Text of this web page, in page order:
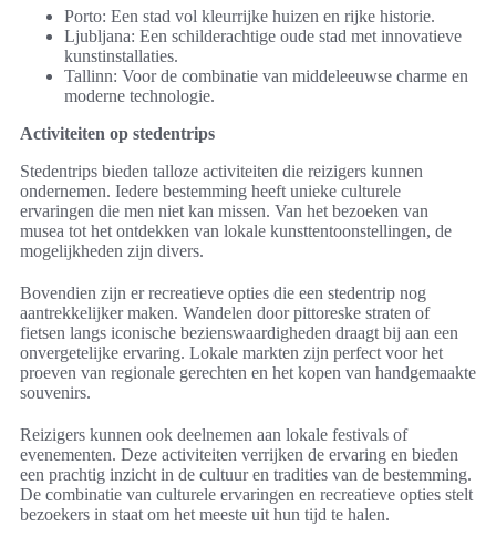
Porto: Een stad vol kleurrijke huizen en rijke historie.
Ljubljana: Een schilderachtige oude stad met innovatieve
kunstinstallaties.
Tallinn: Voor de combinatie van middeleeuwse charme en
moderne technologie.
Activiteiten op stedentrips
Stedentrips bieden talloze activiteiten die reizigers kunnen
ondernemen. Iedere bestemming heeft unieke culturele
ervaringen die men niet kan missen. Van het bezoeken van
musea tot het ontdekken van lokale kunsttentoonstellingen, de
mogelijkheden zijn divers.
Bovendien zijn er recreatieve opties die een stedentrip nog
aantrekkelijker maken. Wandelen door pittoreske straten of
fietsen langs iconische bezienswaardigheden draagt bij aan een
onvergetelijke ervaring. Lokale markten zijn perfect voor het
proeven van regionale gerechten en het kopen van handgemaakte
souvenirs.
Reizigers kunnen ook deelnemen aan lokale festivals of
evenementen. Deze activiteiten verrijken de ervaring en bieden
een prachtig inzicht in de cultuur en tradities van de bestemming.
De combinatie van culturele ervaringen en recreatieve opties stelt
bezoekers in staat om het meeste uit hun tijd te halen.